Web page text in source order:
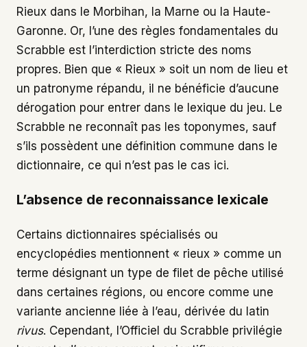
Rieux dans le Morbihan, la Marne ou la Haute-
Garonne. Or, l’une des règles fondamentales du
Scrabble est l’interdiction stricte des noms
propres. Bien que « Rieux » soit un nom de lieu et
un patronyme répandu, il ne bénéficie d’aucune
dérogation pour entrer dans le lexique du jeu. Le
Scrabble ne reconnaît pas les toponymes, sauf
s’ils possèdent une définition commune dans le
dictionnaire, ce qui n’est pas le cas ici.
L’absence de reconnaissance lexicale
Certains dictionnaires spécialisés ou
encyclopédies mentionnent « rieux » comme un
terme désignant un type de filet de pêche utilisé
dans certaines régions, ou encore comme une
variante ancienne liée à l’eau, dérivée du latin
rivus. Cependant, l’Officiel du Scrabble privilégie